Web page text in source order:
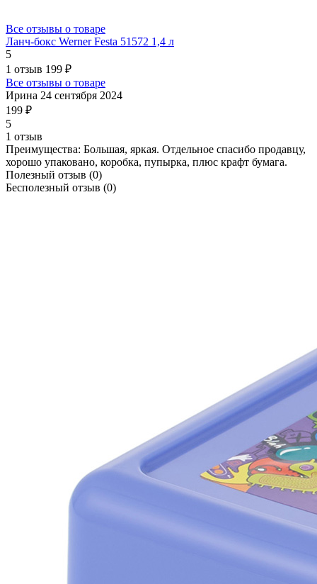
Все отзывы о товаре
Ланч-бокс Werner Festa 51572 1,4 л
5
1 отзыв 199 ₽
Все отзывы о товаре
Ирина 24 сентября 2024
199 ₽
5
1 отзыв
Преимущества: Большая, яркая. Отдельное спасибо продавцу,
хорошо упаковано, коробка, пупырка, плюс крафт бумага.
Полезный отзыв (0)
Бесполезный отзыв (0)